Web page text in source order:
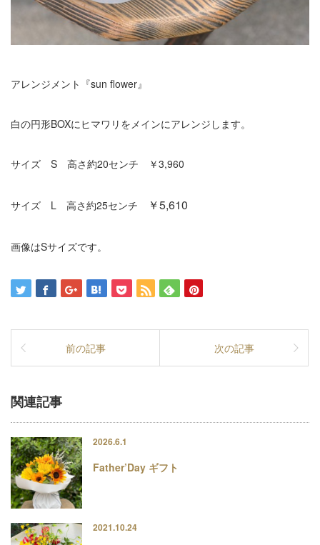
アレンジメント『sun flower』
白の円形BOXにヒマワリをメインにアレンジします。
サイズ S 高さ約20センチ ￥3,960
サイズ L 高さ約25センチ ￥5,610
画像はSサイズです。
前の記事 次の記事
関連記事
2026.6.1
Father’Day ギフト
2021.10.24